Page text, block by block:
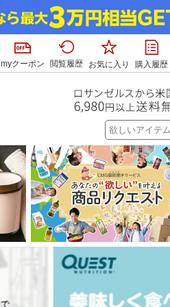
myクーポン 閲覧履歴 お気に入り 購入履歴